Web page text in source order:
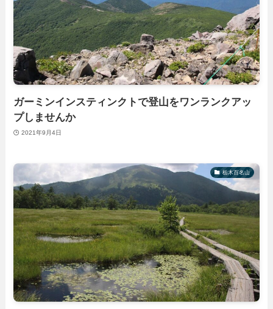
ガーミンインスティンクトで登山をワンランクアッ
プしませんか
2021年9月4日
栃木百名山